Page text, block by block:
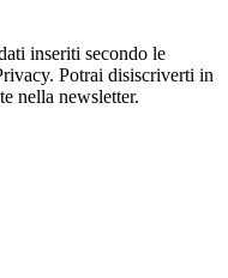
inseriti secondo le
Potrai disiscriverti in
nella newsletter.